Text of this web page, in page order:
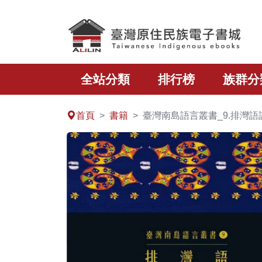
全站分類 排行榜 族群
首頁
書籍 臺灣南島語言叢書_9.排灣語